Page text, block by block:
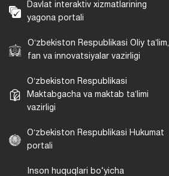
Davlat interaktiv xizmatlarining
yagona portali
Oʻzbekiston Respublikasi Oliy taʼlim,
fan va innovatsiyalar vazirligi
Oʻzbekiston Respublikasi
Maktabgacha va maktab taʼlimi
vazirligi
Oʻzbekiston Respublikasi Hukumat
portali
Inson huquqlari bo‘yicha